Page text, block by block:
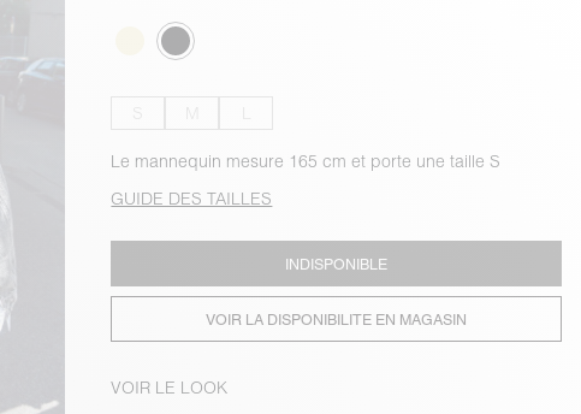
Le mannequin mesure 165 cm et porte une taille S
GUIDE DES TAILLES
INDISPONIBLE
VOIR LA DISPONIBILITE EN MAGASIN
VOIR LE LOOK